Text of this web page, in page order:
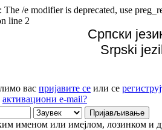
The /e modifier is deprecated, use
line 2
Српски
Srpski
вас пријавите се или се
активациони e-mail?
именом или имејлом, лозинком и